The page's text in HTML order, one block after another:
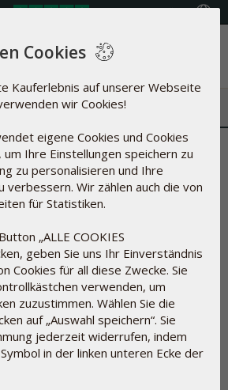
Hilfsstoffe
Produkten?
Nahrungsergänzungsmitteln und
immer auf Hilfsstoffe verzichtet
anderem dazu, die Wirkstoffe in
zusammenzuhalten, sie vor
durch Mikroorganismen und
die Konsistenz zu regulieren,
sie schluckfreundlicher zu
Cookies
Kauferlebnis auf unserer Webseite
wir Cookies!
eigene Cookies und Cookies
Ihre Einstellungen speichern zu
zu personalisieren und Ihre
verbessern. Wir zählen auch die von
für Statistiken.
„ALLE COOKIES
geben Sie uns Ihr Einverständnis
Cookies für all diese Zwecke. Sie
verwenden, um
zuzustimmen. Wählen Sie die
auf „Auswahl speichern“. Sie
jederzeit widerrufen, indem
in der linken unteren Ecke der